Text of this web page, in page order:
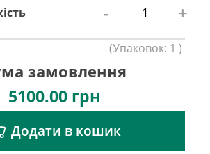
- +
(Упаковок: 1 )
замовлення
5100.00 грн
Додати в кошик